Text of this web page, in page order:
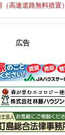
高速道路無料措置）
広告